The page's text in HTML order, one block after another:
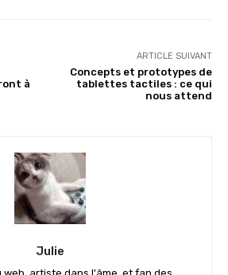
à
ARTICLE SUIVANT
Concepts et prototypes de
tablettes tactiles : ce qui
nous attend
Julie